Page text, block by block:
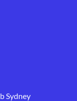
Sydney